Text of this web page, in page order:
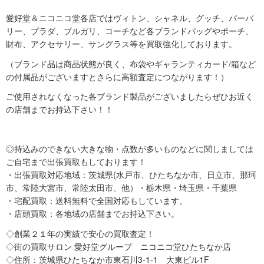
愛好堂＆ニコニコ堂各店ではヴィトン、シャネル、グッチ、バーバ
リー、プラダ、ブルガリ、コーチなど各ブランドバッグやポーチ、
財布、アクセサリー、サングラス等を買取強化しております。
（ブランド品は商品状態が良く、布袋やギャランティカード/箱など
の付属品がございますとさらに高額査定につながります！）
ご使用されなくなった各ブランド製品がございましたらぜひお近く
の店舗までお持込下さい！！
◎持込みのできない大きな物・点数が多いものなどに関しましては
ご自宅まで出張買取もしております！
・出張買取対応地域：茨城県(水戸市、ひたちなか市、日立市、那珂
市、常陸大宮市、常陸太田市、他）・栃木県・埼玉県・千葉県
・宅配買取：送料無料で全国対応もしています。
・店頭買取：各地域の店舗までお持込下さい。
◇創業２１年の実績で安心の買取査定！
◇街の買取サロン 愛好堂グループ ニコニコ堂ひたちなか店
◇住所：茨城県ひたちなか市東石川3-1-1 大東ビル1F